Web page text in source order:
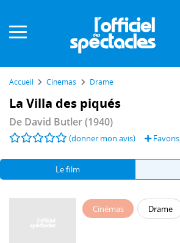
Accueil Cinémas Drame
La Villa des piqués
De David Butler(1940)
(donner mon avis) Favoris
Le film
Cinémas Drame